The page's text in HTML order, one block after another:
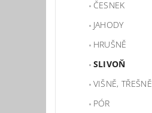
ČESNEK
JAHODY
HRUŠNĚ
SLIVOŇ
VIŠNĚ, TŘEŠNĚ
PÓR